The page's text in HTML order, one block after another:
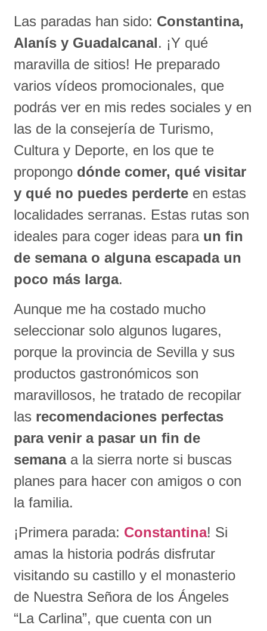
Las paradas han sido: Constantina,
Alanís y Guadalcanal. ¡Y qué
maravilla de sitios! He preparado
varios vídeos promocionales, que
podrás ver en mis redes sociales y en
las de la consejería de Turismo,
Cultura y Deporte, en los que te
propongo dónde comer, qué visitar
y qué no puedes perderte en estas
localidades serranas. Estas rutas son
ideales para coger ideas para un fin
de semana o alguna escapada un
poco más larga.
Aunque me ha costado mucho
seleccionar solo algunos lugares,
porque la provincia de Sevilla y sus
productos gastronómicos son
maravillosos, he tratado de recopilar
las recomendaciones perfectas
para venir a pasar un fin de
semanaa la sierra norte si buscas
planes para hacer con amigos o con
la familia.
¡Primera parada: Constantina! Si
amas la historia podrás disfrutar
visitando su castillo y el monasterio
de Nuestra Señora de los Ángeles
“La Carlina”, que cuenta con un